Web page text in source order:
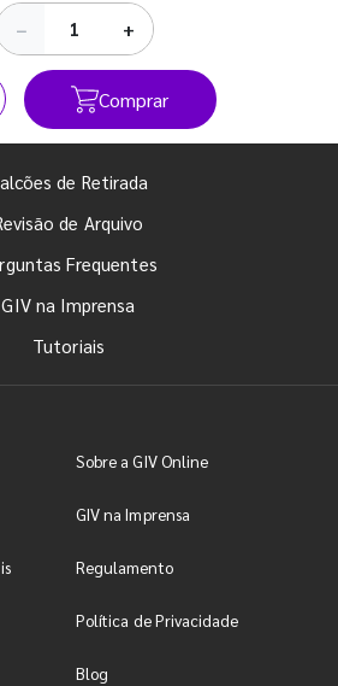
− +
Comprar
de Retirada
de Arquivo
Frequentes
GIV na Imprensa
Tutoriais
Sobre a GIV Online
GIV na Imprensa
Regulamento
Política de Privacidade
Blog